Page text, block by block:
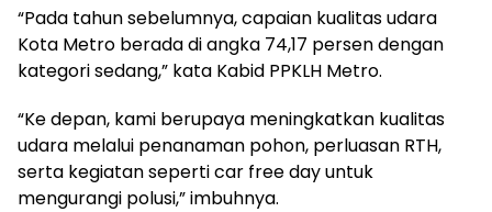
“Pada tahun sebelumnya, capaian kualitas udara
Kota Metro berada di angka 74,17 persen dengan
kategori sedang,” kata Kabid PPKLH Metro.
“Ke depan, kami berupaya meningkatkan kualitas
udara melalui penanaman pohon, perluasan RTH,
serta kegiatan seperti car free day untuk
mengurangi polusi,” imbuhnya.